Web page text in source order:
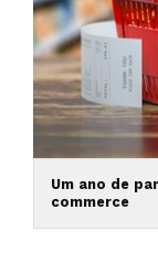
Um ano de
commerce